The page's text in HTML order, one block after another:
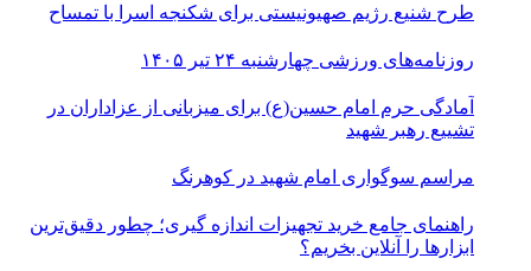
طرح شنیع رژیم صهیونیستی برای شکنجه اسرا با تمساح
روزنامه‌های ورزشی چهارشنبه ۲۴ تیر ۱۴۰۵
آمادگی حرم امام حسین(ع) برای میزبانی از عزاداران در
تشییع رهبر شهید
مراسم سوگواری امام شهید در کوهرنگ
راهنمای جامع خرید تجهیزات اندازه گیری؛ چطور دقیق‌ترین
ابزارها را آنلاین بخریم؟